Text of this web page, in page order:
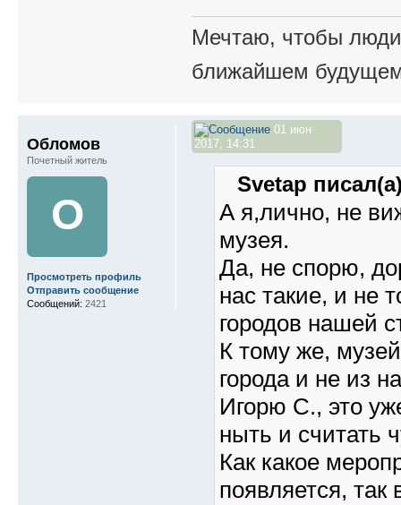
Мечтаю, чтобы люди
ближайшем
01 июн
2017, 14:31
Svetap
А я,лично, не
музея.
Да, не спорю,
нас такие, и не
городов нашей
К тому же,
города и не из
Игорю С., это
ныть и считать
Как какое
появляется,
Обломов
Почетный житель
О
Просмотреть профиль
Отправить сообщение
Сообщений: 2421